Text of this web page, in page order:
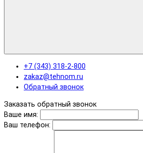
+7 (343) 318-2-800
zakaz@tehnom.ru
Обратный звонок
Заказать обратный звонок
Ваше имя:
Ваш телефон: